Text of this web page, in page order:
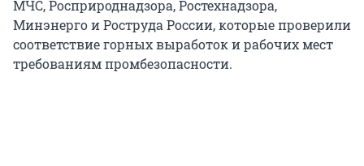
МЧС, Росприроднадзора, Ростехнадзора,
Минэнерго и Роструда России, которые проверили
соответствие горных выработок и рабочих мест
требованиям промбезопасности.